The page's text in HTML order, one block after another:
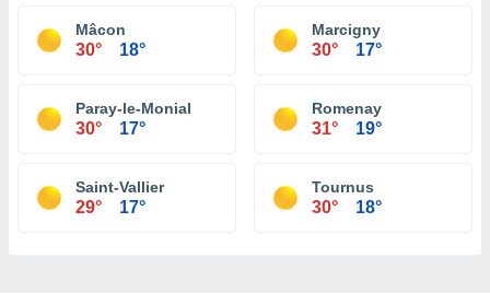
Mâcon
30° 18°
Marcigny
30° 17°
Paray-le-Monial
30° 17°
Romenay
31° 19°
Saint-Vallier
29° 17°
Tournus
30° 18°